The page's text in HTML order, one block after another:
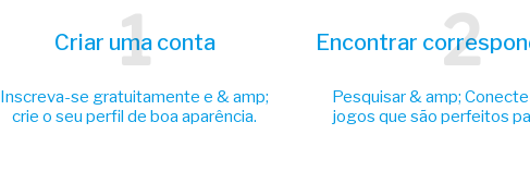
Criar uma conta
1
Inscreva-se gratuitamente e & amp;
crie o seu perfil de boa aparência.
Encontrar 2
Pesquisar & amp;
jogos que são perfeitos